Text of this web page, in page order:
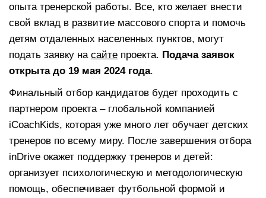
опыта тренерской работы. Все, кто желает внести
свой вклад в развитие массового спорта и помочь
детям отдаленных населенных пунктов, могут
подать заявку на сайте проекта. Подача заявок
открыта до 19 мая 2024 года.
Финальный отбор кандидатов будет проходить с
партнером проекта – глобальной компанией
iCoachKids, которая уже много лет обучает детских
тренеров по всему миру. После завершения отбора
inDrive окажет поддержку тренеров и детей:
организует психологическую и методологическую
помощь, обеспечивает футбольной формой и